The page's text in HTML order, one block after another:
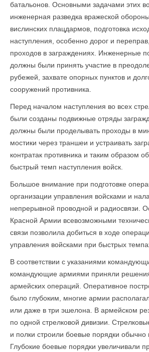
батальонов. Основными задачами этих
инженерная разведка вражеской
вислинских плацдармов, подготовка
наступления, особенно дорог и
проходов в заграждениях. Инженерные
должны были принять участие в
рубежей, захвате опорных пунктов и
сооружений противника.
Перед началом наступления во всех
были созданы подвижные отряды
должны были проделывать проходы в
мостики через траншеи и устраивать
контратак противника и таким образом
быстрый темп наступления войск.
Большое внимание при подготовке
организации управления войсками и
непрерывной проводной и радиосвязи.
Красной Армии всевозможными
связи позволила добиться в ходе
управления войсками при быстрых
В соответствии с указаниями
командующие армиями приняли
армейских операций. Оперативное
было глубоким, многие армии
или даже в три эшелона. В армейском
по одной стрелковой дивизии.
и полки строили боевые порядки обычно
Глубокие боевые порядки увеличивали